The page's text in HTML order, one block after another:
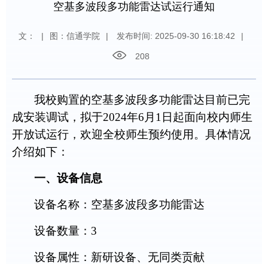
空基多波段多功能雷达试运行通知
文： | 图：信通学院 | 发布时间: 2025-09-30 16:18:42 |
208
我校购置的空基多波段多功能雷达 目 前已完
成安装调试，拟于2024年6 月 1 日起面向校内师生
开放试运行，欢迎全校师生预约使用。具体情况
介绍如下：
一、设备信息
设备名称： 空基多波段多功能雷达
设备数量： 3
设备属性：新研设备、无同类贡献